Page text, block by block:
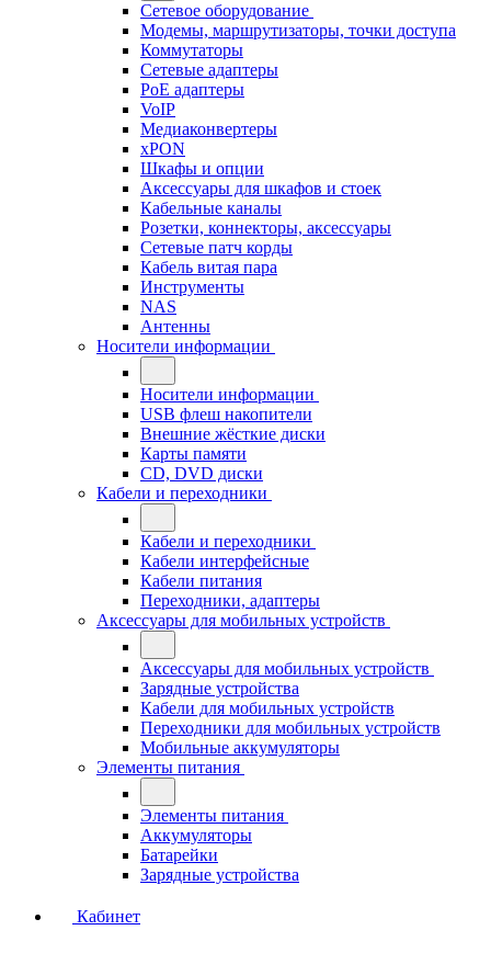
Сетевое оборудование
Модемы, маршрутизаторы, точки доступа
Коммутаторы
Сетевые адаптеры
PoE адаптеры
VoIP
Медиаконвертеры
xPON
Шкафы и опции
Аксессуары для шкафов и стоек
Кабельные каналы
Розетки, коннекторы, аксессуары
Сетевые патч корды
Кабель витая пара
Инструменты
NAS
Антенны
Носители информации
Носители информации
USB флеш накопители
Внешние жёсткие диски
Карты памяти
CD, DVD диски
Кабели и переходники
Кабели и переходники
Кабели интерфейсные
Кабели питания
Переходники, адаптеры
Аксессуары для мобильных устройств
Аксессуары для мобильных устройств
Зарядные устройства
Кабели для мобильных устройств
Переходники для мобильных устройств
Мобильные аккумуляторы
Элементы питания
Элементы питания
Аккумуляторы
Батарейки
Зарядные устройства
Кабинет